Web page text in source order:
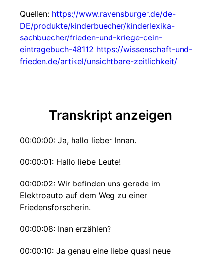
Quellen: https://www.ravensburger.de/de-
DE/produkte/kinderbuecher/kinderlexika-
sachbuecher/frieden-und-kriege-dein-
eintragebuch-48112 https://wissenschaft-und-
frieden.de/artikel/unsichtbare-zeitlichkeit/
Transkript anzeigen
00:00:00: Ja, hallo lieber Innan.
00:00:01: Hallo liebe Leute!
00:00:02: Wir befinden uns gerade im
Elektroauto auf dem Weg zu einer
Friedensforscherin.
00:00:08: Inan erzählen?
00:00:10: Ja genau eine liebe quasi neue